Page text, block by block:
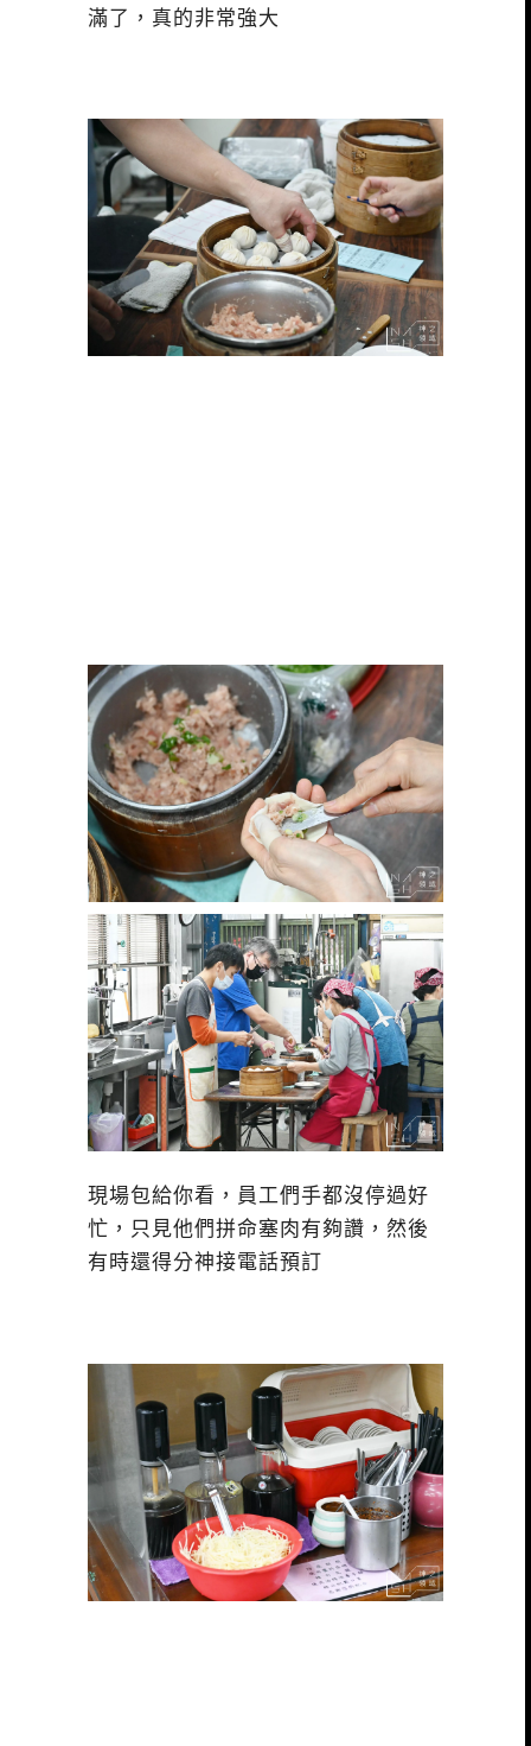
滿了，真的非常強大
現場包給你看，員工們手都沒停過好
忙，只見他們拼命塞肉有夠讚，然後
有時還得分神接電話預訂